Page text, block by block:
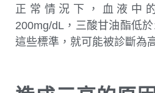
正常情況下，血液中
200mg/dL，三酸甘油酯低
這些標準，就可能被診斷為